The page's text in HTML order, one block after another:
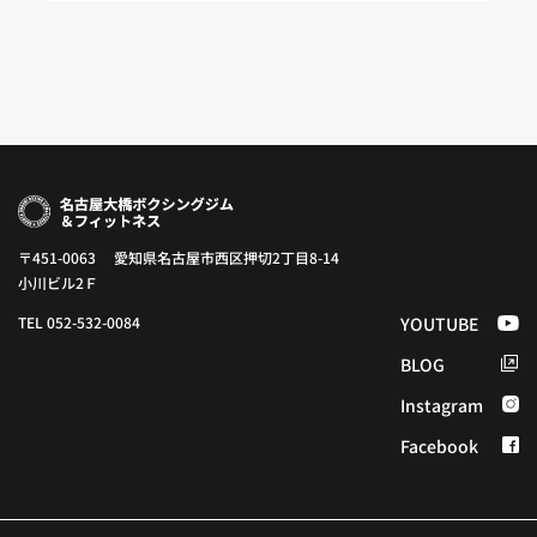
〒451-0063 愛知県名古屋市西区押切2丁目8-14
小川ビル2Ｆ
TEL 052-532-0084
YOUTUBE
BLOG
Instagram
Facebook